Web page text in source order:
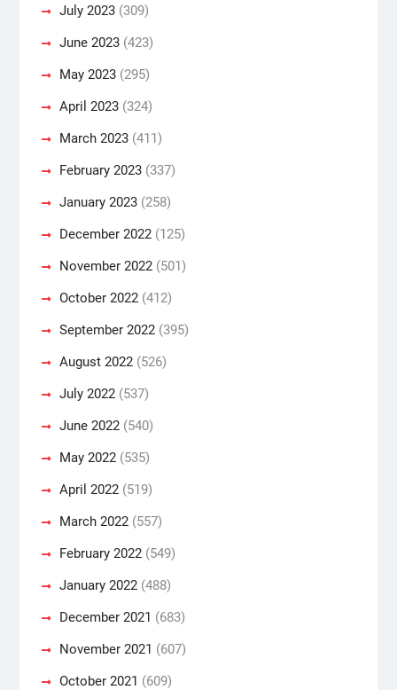
July 2023(309)
June 2023(423)
May 2023(295)
April 2023(324)
March 2023(411)
February 2023(337)
January 2023(258)
December 2022(125)
November 2022(501)
October 2022(412)
September 2022(395)
August 2022(526)
July 2022(537)
June 2022(540)
May 2022(535)
April 2022(519)
March 2022(557)
February 2022(549)
January 2022(488)
December 2021 (683)
November 2021 (607)
October 2021 (609)